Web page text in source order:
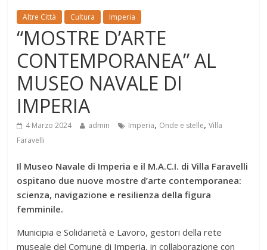
Altre Città Cultura Imperia
“MOSTRE D’ARTE
CONTEMPORANEA” AL
MUSEO NAVALE DI
IMPERIA
4 Marzo 2024 admin Imperia, Onde e stelle,Villa
Faravelli
Il Museo Navale di Imperia e il M.A.C.I. di Villa Faravelli
ospitano due nuove mostre d’arte contemporanea:
scienza, navigazione e resilienza della figura
femminile.
Municipia e Solidarietà e Lavoro, gestori della rete
museale del Comune di Imperia, in collaborazione con